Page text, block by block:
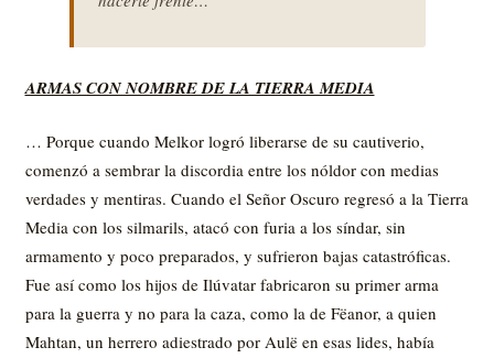
ARMAS CON NOMBRE DE LA TIERRA MEDIA
… Porque cuando Melkor logró liberarse de su cautiverio,
comenzó a sembrar la discordia entre los nóldor con medias
verdades y mentiras. Cuando el Señor Oscuro regresó a la Tierra
Media con los silmarils, atacó con furia a los síndar, sin
armamento y poco preparados, y sufrieron bajas catastróficas.
Fue así como los hijos de Ilúvatar fabricaron su primer arma
para la guerra y no para la caza, como la de Fëanor, a quien
Mahtan, un herrero adiestrado por Aulë en esas lides, había